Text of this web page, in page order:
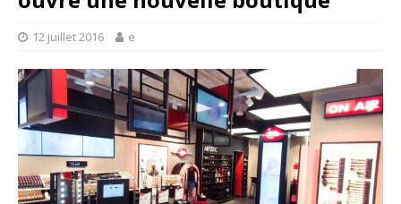
12 juillet 2016 e